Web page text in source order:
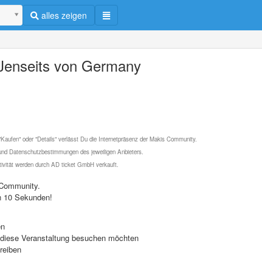
alles zeigen
von Germany
oder "Details" verlässt Du die Internetpräsenz der Makis Community.
Datenschutzbestimmungen des jeweiligen Anbieters.
werden durch AD ticket GmbH verkauft.
10 Sekunden!
Veranstaltung besuchen möchten